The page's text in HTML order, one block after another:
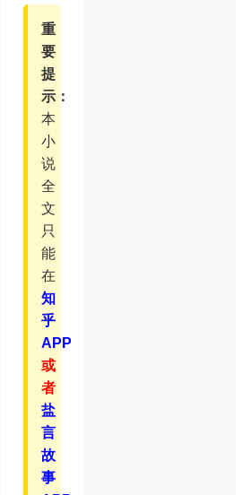
重
要
提
示：
本
小
说
全
文
只
能
在
知
乎
APP
或
者
盐
言
故
事